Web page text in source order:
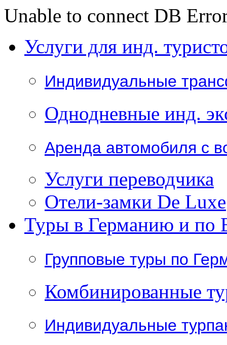
Unable to connect DB
Услуги для инд.
Индивидуальные
Однодневные инд.
Аренда автомобиля с
Услуги переводчика
Отели-замки De Luxe
Туры в Германию и по
Групповые туры по
Комбинированные
Индивидуальные